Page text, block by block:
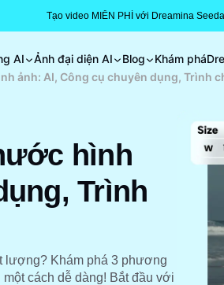
Tạo video MIỄN PHÍ với Dreamina
AI Ảnh đại diện AI Blog Khám phá
ảnh: AI, Công cụ chuyên dụng, Trình
hình
Trình
lượng? Khám phá 3 phương
cách dễ dàng! Bắt đầu với